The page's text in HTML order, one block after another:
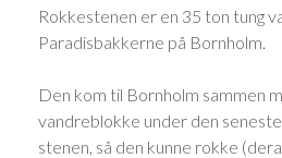
Rokkestenen er en 35 ton tung
Paradisbakkerne på Bornholm.
Den kom til Bornholm sammen
vandreblokke under den
stenen, så den kunne rokke